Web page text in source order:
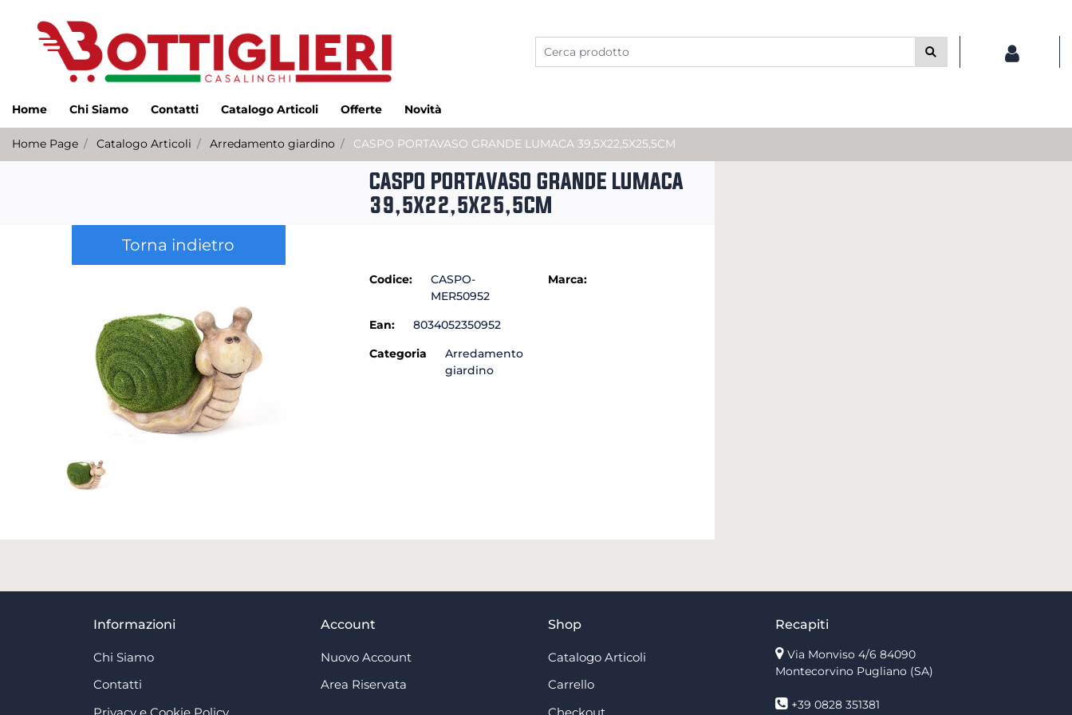
Home Chi Siamo Contatti Catalogo Articoli Offerte Novità
Home Page Catalogo Articoli Arredamento giardino CASPO PORTAVASO GRANDE LUMACA 39,5X22,5X25,5CM
Torna indietro
CASPO PORTAVASO GRANDE LUMACA
39,5X22,5X25,5CM
Codice:
CASPO-
MER50952
Ean:
8034052350952
Categoria
Arredamento
giardino
Marca:
Informazioni
Chi Siamo
Contatti
Privacy e Cookie Policy
Account
Nuovo Account
Area Riservata
Shop
Catalogo Articoli
Carrello
Checkout
Recapiti
Via Monviso 4/6 84090
Montecorvino Pugliano (SA)
+39 0828 351381